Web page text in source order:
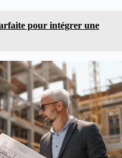
pour intégrer une